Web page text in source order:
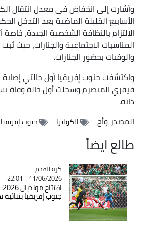
وأشارت إلى انخفاض في معدل انتقال
الأسابيع القليلة الماضية بعد التدخل
الالتزام بالنظافة الشخصية الجيدة، خاصة
المناسبات الاجتماعية والجنازات، حيث ثبت
والوفيات بحضور الجنازات.
واكتشفت جنوب إفريقيا أول حالتي إصابة
فيفري المنصرم وسجلت أول حالة وفاة
ذاته.
المصدروأج الكوليرا جنوب إفريقيا
طالع ايضاً
Catégorie
كرة القدم
11/06/2026 - 22:01
جنوب إفريقيا بثنائية